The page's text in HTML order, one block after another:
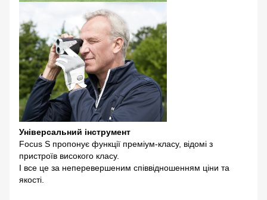
Універсальний інструмент
Focus S пропонує функції преміум-класу, відомі з
пристроїв високого класу.
І все це за неперевершеним співвідношенням ціни та
якості.